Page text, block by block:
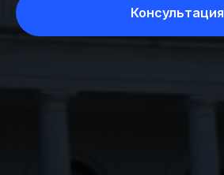
Консультация